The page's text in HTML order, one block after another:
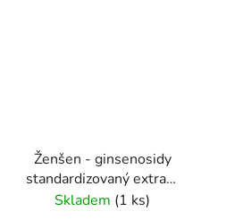
Ženšen - ginsenosidy
standardizovaný extrakt
kapsle 60 ks
Skladem (1 ks)